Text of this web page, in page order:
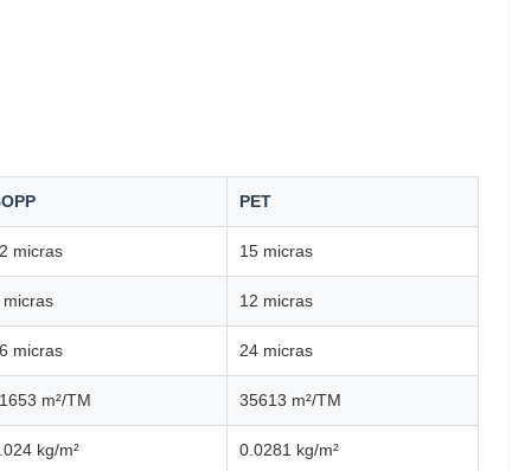
PET
micras 15 micras
micras 12 micras
micras 24 micras
m²/TM 35613 m²/TM
kg/m² 0.0281 kg/m²